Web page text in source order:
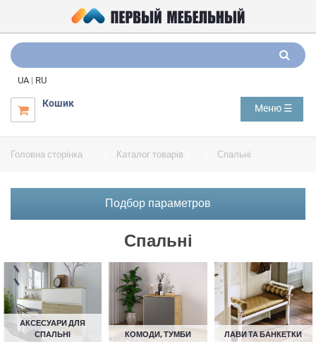
UA | RU

Кошик Меню ☰
Головна сторінка Каталог товарів Спальні
Подбор параметров
Спальні
АКСЕСУАРИ ДЛЯ
СПАЛЬНІ
КОМОДИ, ТУМБИ ЛАВИ ТА БАНКЕТКИ